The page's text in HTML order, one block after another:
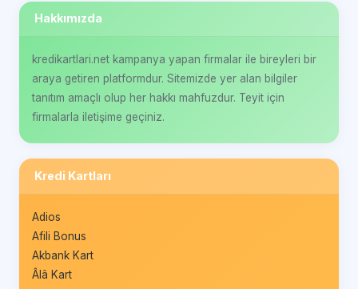
Hakkımızda
kredikartlari.net kampanya yapan firmalar ile bireyleri bir
araya getiren platformdur. Sitemizde yer alan bilgiler
tanıtım amaçlı olup her hakkı mahfuzdur. Teyit için
firmalarla iletişime geçiniz.
Kredi Kartları
Adios
Afili Bonus
Akbank Kart
Âlâ Kart